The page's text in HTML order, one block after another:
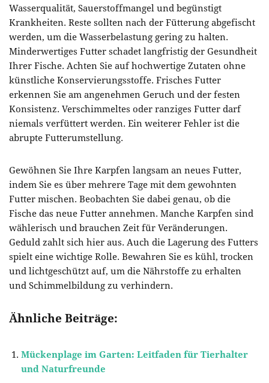
Wasserqualität, Sauerstoffmangel und begünstigt
Krankheiten. Reste sollten nach der Fütterung abgefischt
werden, um die Wasserbelastung gering zu halten.
Minderwertiges Futter schadet langfristig der Gesundheit
Ihrer Fische. Achten Sie auf hochwertige Zutaten ohne
künstliche Konservierungsstoffe. Frisches Futter
erkennen Sie am angenehmen Geruch und der festen
Konsistenz. Verschimmeltes oder ranziges Futter darf
niemals verfüttert werden. Ein weiterer Fehler ist die
abrupte Futterumstellung.
Gewöhnen Sie Ihre Karpfen langsam an neues Futter,
indem Sie es über mehrere Tage mit dem gewohnten
Futter mischen. Beobachten Sie dabei genau, ob die
Fische das neue Futter annehmen. Manche Karpfen sind
wählerisch und brauchen Zeit für Veränderungen.
Geduld zahlt sich hier aus. Auch die Lagerung des Futters
spielt eine wichtige Rolle. Bewahren Sie es kühl, trocken
und lichtgeschützt auf, um die Nährstoffe zu erhalten
und Schimmelbildung zu verhindern.
Ähnliche Beiträge:
Mückenplage im Garten: Leitfaden für Tierhalter
und Naturfreunde